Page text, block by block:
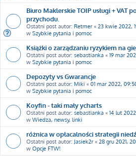
Biuro Maklerskie TOIP usługi + VAT
przychodu.
Ostatni post autor: Retmer « 23 kwie 2022,
w Szybkie pytania i pomoc
Książki o zarządzaniu ryzykiem na
Ostatni post autor: sebastianka « 19 mar
w Szybkie pytania i pomoc
Depozyty vs Gwarancje
Ostatni post autor: Miki « 01 mar 2022,
w Szybkie pytania i pomoc
Koyfin - taki mały ycharts
Ostatni post autor: sebastianka « 14 lut
w Wiedza, newsy, linki
różnica w opłacalności strategii
Ostatni post autor: Jasiek2r « 28 gru 2021,
w Opcje FTW!